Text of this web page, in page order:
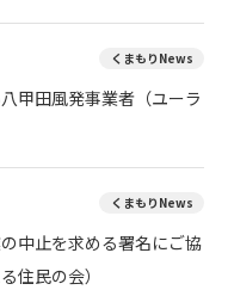
くまもりNews
甲田風発事業者（ユーラ
くまもりNews
中止を求める署名にご協
住民の会）